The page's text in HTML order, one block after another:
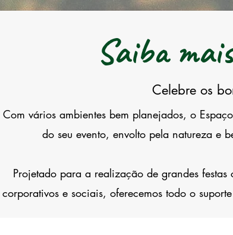
Saiba
Celebre os
Com vários ambientes bem planejados, o
do seu evento, envolto pela natureza e
Projetado para a realização de grandes
corporativos e sociais, oferecemos todo o